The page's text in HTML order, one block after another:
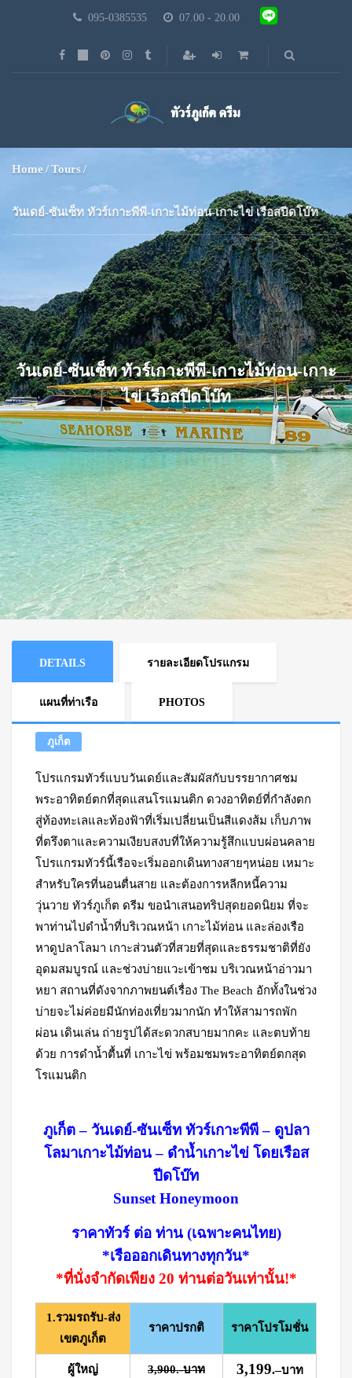
095-0385535 07.00 - 20.00
Home Tours
วันเดย์-ซันเซ็ท ทัวร์เกาะพีพี-เกาะไม้ท่อน-เกาะไข่ เรือสปีดโบ๊ท
วันเดย์-ซันเซ็ท ทัวร์เกาะพีพี-เกาะไม้ท่อน-เกาะ
ไข่ เรือสปีดโบ๊ท
DETAILS รายละเอียดโปรแกรม
แผนที่ท่าเรือ PHOTOS
ภูเก็ต
โปรแกรมทัวร์แบบวันเดย์และสัมผัสกับบรรยากาศชม
พระอาทิตย์ตกที่สุดแสนโรแมนติก ดวงอาทิตย์ที่กำลังตก
สู่ท้องทะเลและท้องฟ้าที่เริ่มเปลี่ยนเป็นสีแดงส้ม เก็บภาพ
ที่ตรึงตาและความเงียบสงบที่ให้ความรู้สึกแบบผ่อนคลาย
โปรแกรมทัวร์นี้เรือจะเริ่มออกเดินทางสายๆหน่อย เหมาะ
สำหรับใครที่นอนตื่นสาย และต้องการหลีกหนี้ความ
วุ่นวาย ทัวร์ภูเก็ต ดรีม ขอนำเสนอทริปสุดยอดนิยม ที่จะ
พาท่านไปดำน้ำที่บริเวณหน้า เกาะไม้ท่อน และล่องเรือ
หาดูปลาโลมา เกาะส่วนตัวที่สวยที่สุดและธรรมชาติที่ยัง
อุดมสมบูรณ์ และช่วงบ่ายแวะเข้าชม บริเวณหน้าอ่าวมา
หยา สถานที่ดังจากภาพยนต์เรื่อง The Beach อักทั้งในช่วง
บ่ายจะไม่ค่อยมีนักท่องเที่ยวมากนัก ทำให้สามารถพัก
ผ่อน เดินเล่น ถ่ายรูปได้สะดวกสบายมากคะ และตบท้าย
ด้วย การดำน้ำตื้นที่ เกาะไข่ พร้อมชมพระอาทิตย์ตกสุด
โรแมนติก
ภูเก็ต – วันเดย์-ซันเซ็ท ทัวร์เกาะพีพี – ดูปลา
โลมาเกาะไม้ท่อน – ดำน้ำเกาะไข่ โดยเรือส
ปีดโบ๊ท
Sunset Honeymoon
ราคาทัวร์ ต่อ ท่าน (เฉพาะคนไทย)
*เรือออกเดินทางทุกวัน*
*ที่นั่งจำกัดเพียง 20 ท่านต่อวันเท่านั้น!*
1.รวมรถรับ-ส่ง
เขตภูเก็ต
ราคาปรกติ ราคาโปรโมชั่น
ผู้ใหญ่ 3,900.-บาท 3,199.–บาท